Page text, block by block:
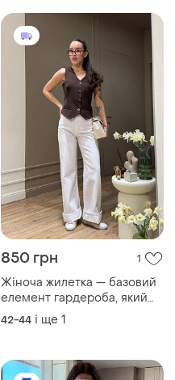
850 грн 1
Жіноча жилетка — базовий
елемент гардероба, який
легко комбінується
42-44 і ще 1